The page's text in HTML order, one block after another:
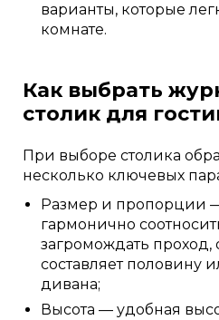
варианты, которые
комнате.
Как выбрать
столик для
При выборе столика
несколько ключевых
Размер и пропорции
гармонично
загромождать
составляет половину
дивана;
Высота — удобная